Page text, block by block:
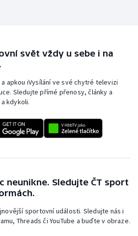
svět vždy u sebe i na
a apkou iVysílání ve své chytré televizi
Sledujte přímé přenosy, články a
kdykoli.
neunikne. Sledujte ČT sport
sportovní události. Sledujte nás i
Threads či YouTube a buďte v obraze.